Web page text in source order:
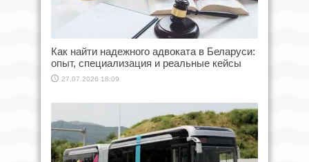
Как найти надежного адвоката в Беларуси:
опыт, специализация и реальные кейсы
27.07.2026 18:09